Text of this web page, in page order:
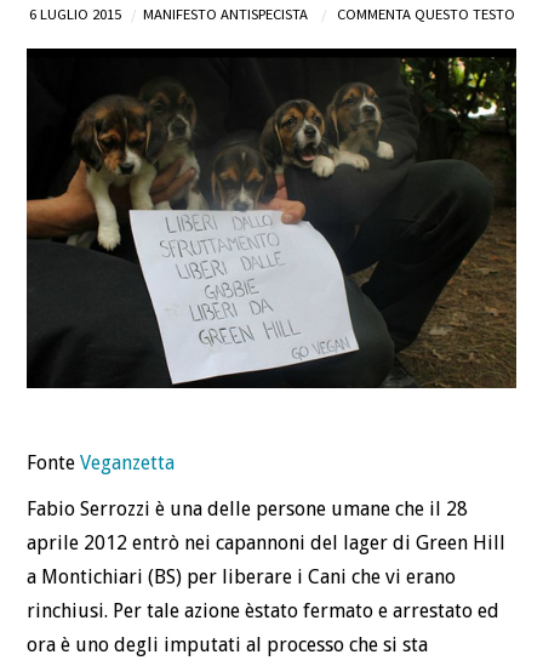
6 LUGLIO 2015 MANIFESTO ANTISPECISTA COMMENTA QUESTO TESTO
FonteVeganzetta
Fabio Serrozzi è una delle persone umane che il 28
aprile 2012 entrò nei capannoni del lager di Green Hill
a Montichiari (BS) per liberare i Cani che vi erano
rinchiusi. Per tale azione èstato fermato e arrestato ed
ora è uno degli imputati al processo che si sta